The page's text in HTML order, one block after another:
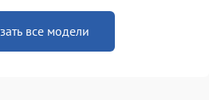
все модели